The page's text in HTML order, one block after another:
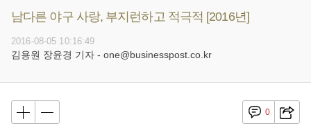
남다른 야구 사랑, 부지런하고 적극적 [2016년]
2016-08-05 10:16:49
김용원 장윤경 기자 - one@businesspost.co.kr
0